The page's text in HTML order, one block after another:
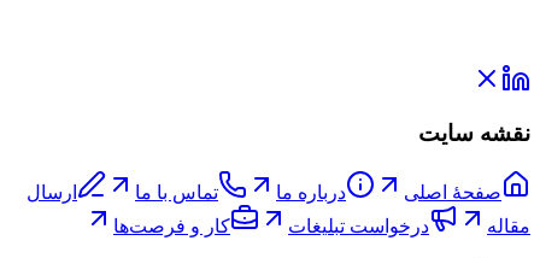
نقشه سایت
صفحۀ اصلی درباره ما تماس با ما
ارسال
مقاله
درخواست تبلیغات کار و فرصت‌ها